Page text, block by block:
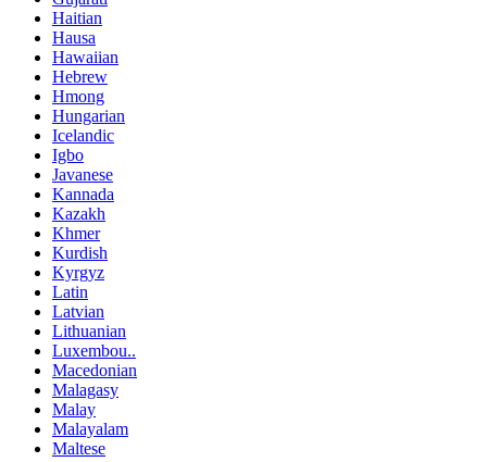
Haitian
Hausa
Hawaiian
Hebrew
Hmong
Hungarian
Icelandic
Igbo
Javanese
Kannada
Kazakh
Khmer
Kurdish
Kyrgyz
Latin
Latvian
Lithuanian
Luxembou..
Macedonian
Malagasy
Malay
Malayalam
Maltese